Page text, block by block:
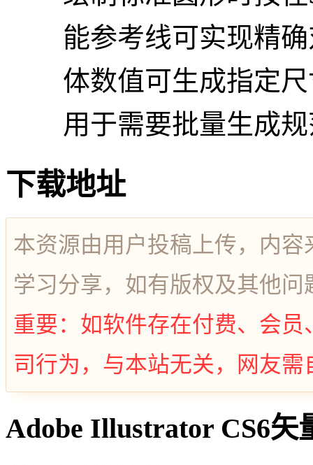
能参考线可实现精
体数值可生成指定
用于需要批量生成
下载地址
本资源由用户投稿上传，内
学习分享，如有版权及其他
重要：如软件存在付费、会
司行为，与本站无关，网友需
Adobe Illustrator CS6矢